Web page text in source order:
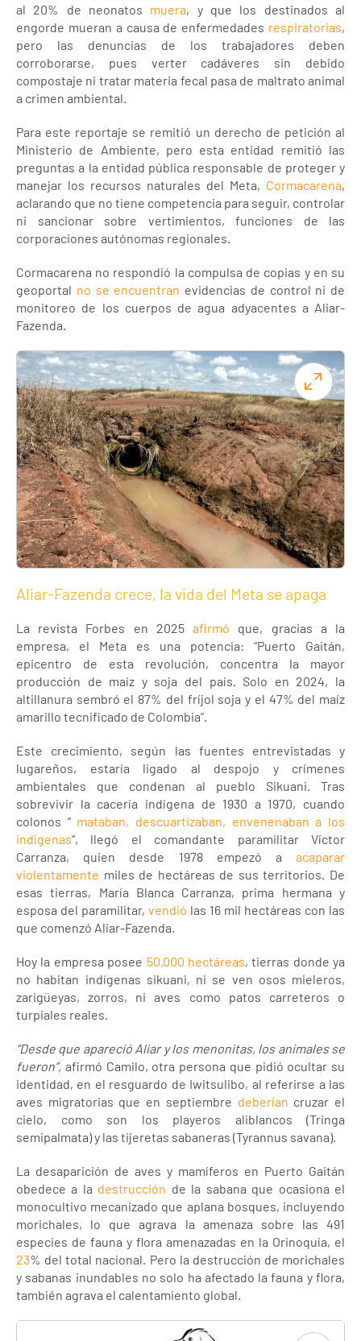
al 20% de neonatos muera, y que los destinados al
engorde mueran a causa de enfermedades respiratorias,
pero las denuncias de los trabajadores deben
corroborarse, pues verter cadáveres sin debido
compostaje ni tratar materia fecal pasa de maltrato animal
a crimen ambiental.
Para este reportaje se remitió un derecho de petición al
Ministerio de Ambiente, pero esta entidad remitió las
preguntas a la entidad pública responsable de proteger y
manejar los recursos naturales del Meta, Cormacarena,
aclarando que no tiene competencia para seguir, controlar
ni sancionar sobre vertimientos, funciones de las
corporaciones autónomas regionales.
Cormacarena no respondió la compulsa de copias y en su
geoportal no se encuentran evidencias de control ni de
monitoreo de los cuerpos de agua adyacentes a Aliar-
Fazenda.
Aliar-Fazenda crece, la vida del Meta se apaga
La revista Forbes en 2025afirmó que, gracias a la
empresa, el Meta es una potencia: “Puerto Gaitán,
epicentro de esta revolución, concentra la mayor
producción de maíz y soja del país. Solo en 2024, la
altillanura sembró el 87% del fríjol soja y el 47% del maíz
amarillo tecnificado de Colombia”.
Este crecimiento, según las fuentes entrevistadas y
lugareños, estaría ligado al despojo y crímenes
ambientales que condenan al pueblo Sikuani. Tras
sobrevivir la cacería indígena de 1930 a 1970, cuando
colonos “ mataban, descuartizaban, envenenaban a los
indígenas”, llegó el comandante paramilitar Víctor
Carranza, quien desde 1978 empezó a acaparar
violentamente miles de hectáreas de sus territorios. De
esas tierras, María Blanca Carranza, prima hermana y
esposa del paramilitar, vendió las 16 mil hectáreas con las
que comenzó Aliar-Fazenda.
Hoy la empresa posee 50.000 hectáreas, tierras donde ya
no habitan indígenas sikuani, ni se ven osos mieleros,
zarigüeyas, zorros, ni aves como patos carreteros o
turpiales reales.
“Desde que apareció Aliar y los menonitas, los animales se
fueron”, afirmó Camilo, otra persona que pidió ocultar su
identidad, en el resguardo de Iwitsulibo, al referirse a las
aves migratorias que en septiembre deberían cruzar el
cielo, como son los playeros aliblancos (Tringa
semipalmata) y las tijeretas sabaneras (Tyrannus savana).
La desaparición de aves y mamíferos en Puerto Gaitán
obedece a la destrucción de la sabana que ocasiona el
monocultivo mecanizado que aplana bosques, incluyendo
morichales, lo que agrava la amenaza sobre las 491
especies de fauna y flora amenazadas en la Orinoquía, el
23% del total nacional. Pero la destrucción de morichales
y sabanas inundables no solo ha afectado la fauna y flora,
también agrava el calentamiento global.